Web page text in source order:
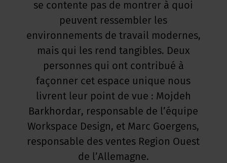
se contente pas de montrer à quoi
peuvent ressembler les
environnements de travail modernes,
mais qui les rend tangibles. Deux
personnes qui ont contribué à
façonner cet espace unique nous
livrent leur point de vue : Mojdeh
Barkhordar, responsable de l’équipe
Workspace Design, et Marc Goergens,
responsable des ventes Region Ouest
de l’Allemagne.